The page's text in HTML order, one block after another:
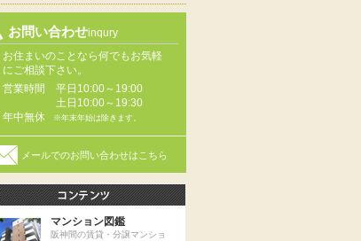
お問い合わせinqury
お住まいのことなら何でもお気軽
にご相談下さい。
営業時間
平日10:00～19:00
土日10:00～19:30
年中無休
※年末年始は除きます。
メールでのお問い合わせはこちら
マンション図鑑
阪神間の賃貸・分譲マンショ